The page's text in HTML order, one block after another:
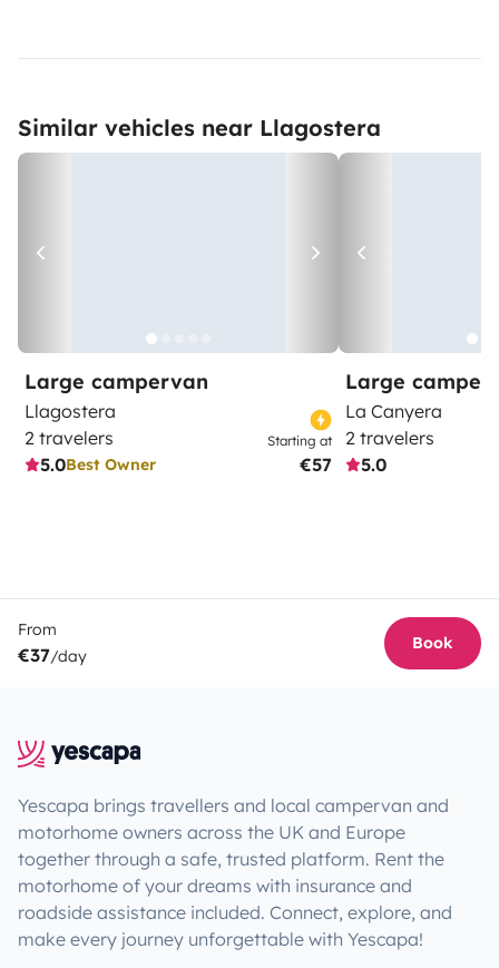
Similar vehicles near Llagostera
Large campervan
Llagostera
2 travelers
5.0Best Owner
Starting at
€57
Large
La Canyera
2 travelers
5.0
From
€37/day
Book
Yescapa brings travellers and local campervan and
motorhome owners across the UK and Europe
together through a safe, trusted platform. Rent the
motorhome of your dreams with insurance and
roadside assistance included. Connect, explore, and
make every journey unforgettable with Yescapa!